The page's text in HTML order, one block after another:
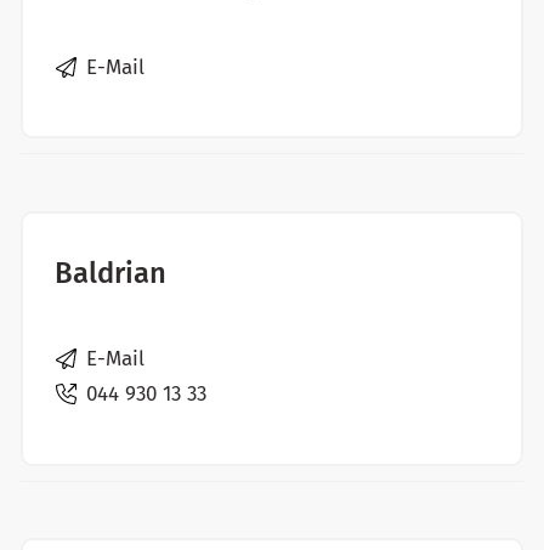
E-Mail
Baldrian
E-Mail
044 930 13 33